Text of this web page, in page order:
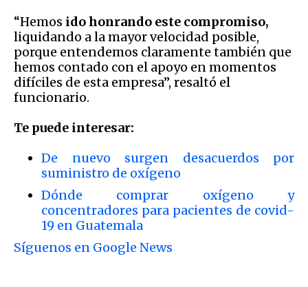
“Hemos ido honrando este compromiso,
liquidando a la mayor velocidad posible,
porque entendemos claramente también que
hemos contado con el apoyo en momentos
difíciles de esta empresa”, resaltó el
funcionario.
Te puede interesar:
De nuevo surgen desacuerdos por
suministro de oxígeno
Dónde comprar oxígeno y
concentradores para pacientes de covid-
19 en Guatemala
Síguenos en Google News